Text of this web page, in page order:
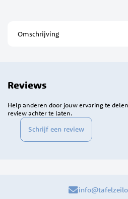
Omschrijving
Reviews
Schrijf een review
Help anderen door jouw ervaring te
review achter te laten.